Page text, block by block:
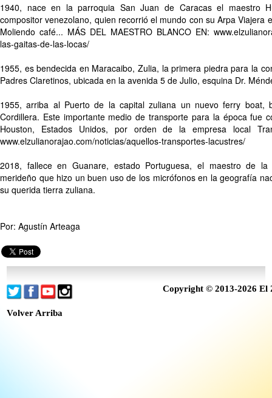
1940, nace en la parroquia San Juan de Caracas el maestro
compositor venezolano, quien recorrió el mundo con su Arpa Viajera
Moliendo café... MÁS DEL MAESTRO BLANCO EN:
las-gaitas-de-las-locas/
1955, es bendecida en Maracaibo, Zulia, la primera piedra para la
Padres Claretinos, ubicada en la avenida 5 de Julio, esquina Dr.
1955, arriba al Puerto de la capital zuliana un nuevo ferry boat,
Cordillera. Este importante medio de transporte para la época fue
Houston, Estados Unidos, por orden de la empresa local
www.elzulianorajao.com/noticias/aquellos-transportes-lacustres/
2018, fallece en Guanare, estado Portuguesa, el maestro de
merideño que hizo un buen uso de los micrófonos en la geografía
su querida tierra zuliana.
Por: Agustín Arteaga
Copyright © 2013-2026 El
Volver Arriba